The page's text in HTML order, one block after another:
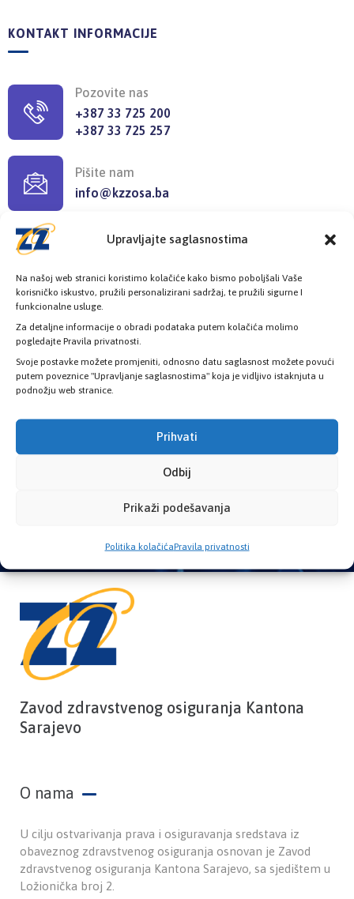
Upravljajte saglasnostima
Na našoj web stranici koristimo kolačiće kako bismo poboljšali Vaše
korisničko iskustvo, pružili personalizirani sadržaj, te pružili sigurne I
funkcionalne usluge.
Za detaljne informacije o obradi podataka putem kolačića molimo
pogledajte Pravila privatnosti.
Svoje postavke možete promjeniti, odnosno datu saglasnost možete povući
putem poveznice "Upravljanje saglasnostima" koja je vidljivo istaknjuta u
podnožju web stranice.
Prihvati
Odbij
Prikaži podešavanja
Politika kolačićaPravila privatnosti
KONTAKT INFORMACIJE
Pozovite nas
+387 33 725 200
+387 33 725 257
Pišite nam
info@kzzosa.ba
Pronađite nas
Radno vrijeme
08:00h - 16:00h
Provjerite status vaše elektronske
zdravstvene kartice
PROVJERITE STATUS
Zavod zdravstvenog osiguranja Kantona
Sarajevo
O nama
U cilju ostvarivanja prava i osiguravanja sredstava iz
obaveznog zdravstvenog osiguranja osnovan je Zavod
zdravstvenog osiguranja Kantona Sarajevo, sa sjedištem u
Ložionička broj 2.